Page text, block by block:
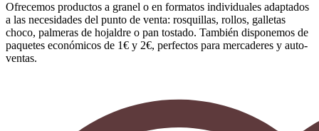
Ofrecemos productos a granel o en formatos individuales adaptados
a las necesidades del punto de venta: rosquillas, rollos, galletas
choco, palmeras de hojaldre o pan tostado. También disponemos de
paquetes económicos de 1€ y 2€, perfectos para mercaderes y auto-
ventas.